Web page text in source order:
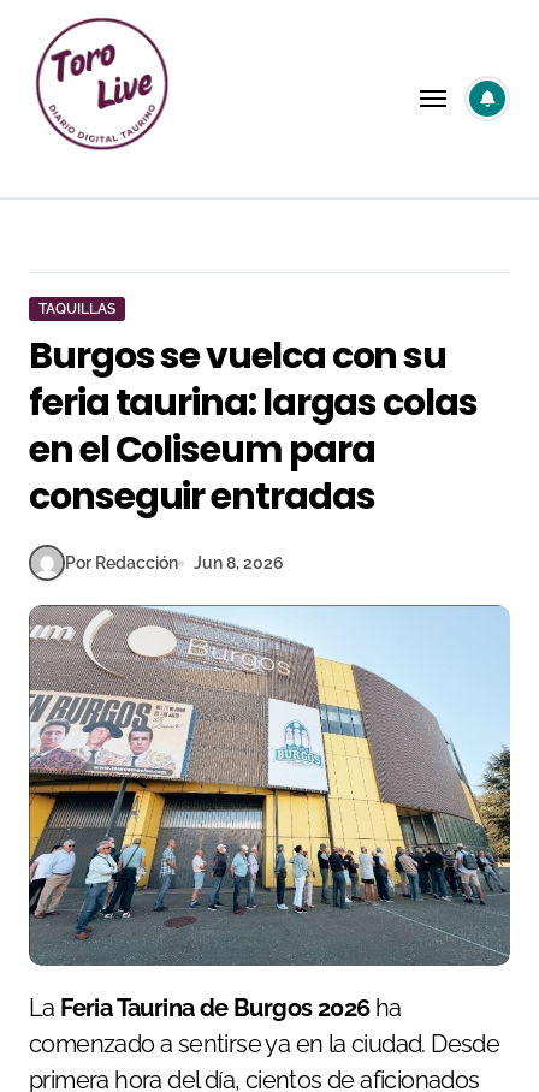
contenido
TAQUILLAS
Burgos se vuelca con su
feria taurina: largas colas
en el Coliseum para
conseguir entradas
Por Redacción Jun 8, 2026
La Feria Taurina de Burgos 2026ha
comenzado a sentirse ya en la ciudad. Desde
primera hora del día, cientos de aficionados